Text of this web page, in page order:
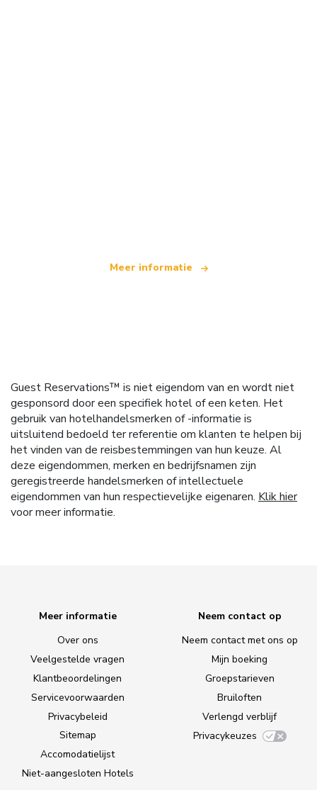
Meer informatie
Guest Reservations™ is niet eigendom van en wordt niet
gesponsord door een specifiek hotel of een keten. Het
gebruik van hotelhandelsmerken of -informatie is
uitsluitend bedoeld ter referentie om klanten te helpen bij
het vinden van de reisbestemmingen van hun keuze. Al
deze eigendommen, merken en bedrijfsnamen zijn
geregistreerde handelsmerken of intellectuele
eigendommen van hun respectievelijke eigenaren. Klik hier
voor meer informatie.
Meer informatie
Over ons
Veelgestelde vragen
Klantbeoordelingen
Servicevoorwaarden
Privacybeleid
Sitemap
Accomodatielijst
Niet-aangesloten Hotels
Neem contact op
Neem contact met ons op
Mijn boeking
Groepstarieven
Bruiloften
Verlengd verblijf
Privacykeuzes